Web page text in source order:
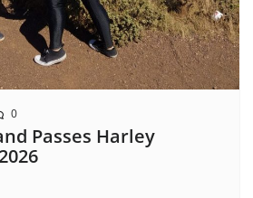
0
Passes Harley